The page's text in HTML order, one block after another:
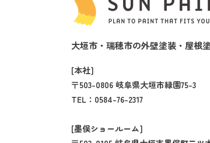
大垣市・瑞穂市の外壁塗装・屋根
[本社]
〒503-0806 岐阜県大垣市緑園75-3
TEL： 0584-76-2317
[墨俣ショールーム]